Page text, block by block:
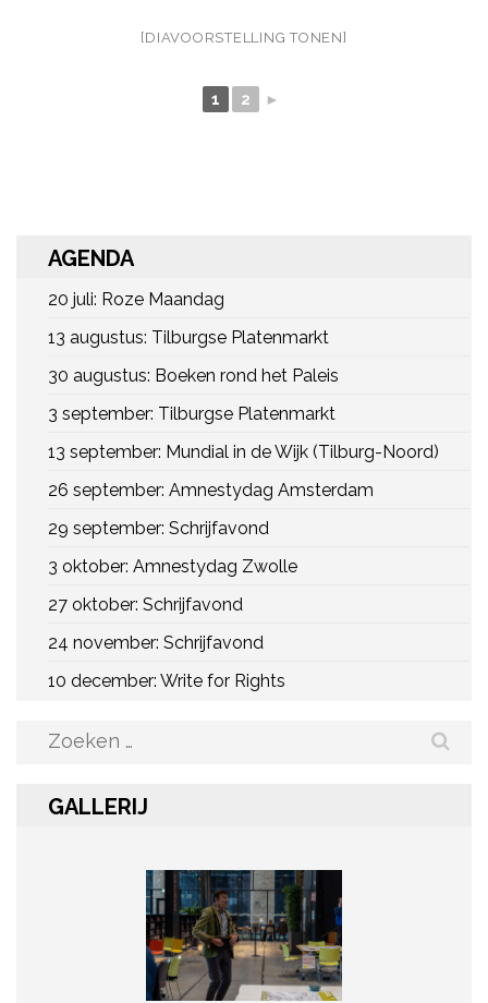
[DIAVOORSTELLING TONEN]
1 2 ►
AGENDA
20 juli: Roze Maandag
13 augustus: Tilburgse Platenmarkt
30 augustus: Boeken rond het Paleis
3 september: Tilburgse Platenmarkt
13 september: Mundial in de Wijk (Tilburg-Noord)
26 september: Amnestydag Amsterdam
29 september: Schrijfavond
3 oktober: Amnestydag Zwolle
27 oktober: Schrijfavond
24 november: Schrijfavond
10 december: Write for Rights
Zoeken
GALLERIJ